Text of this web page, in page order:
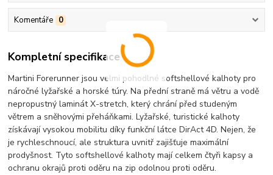
Komentáře 0
Kompletní specifikace
Martini Forerunner jsou velmi pohodlné softshellové kalhoty pro
náročné lyžařské a horské túry. Na přední straně má větru a vodě
nepropustný laminát X-stretch, který chrání před studeným
větrem a sněhovými přeháňkami. Lyžařské, turistické kalhoty
získávají vysokou mobilitu díky funkční látce DirAct 4D. Nejen, že
je rychleschnoucí, ale struktura uvnitř zajišťuje maximální
prodyšnost. Tyto softshellové kalhoty mají celkem čtyři kapsy a
ochranu okrajů proti oděru na zip odolnou proti oděru.